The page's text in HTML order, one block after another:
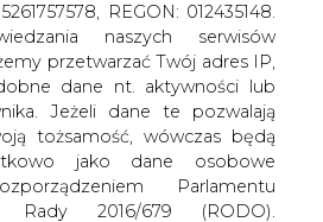
ZALOGUJ SIĘ
REGON: 012435148.
naszych serwisów
przetwarzać Twój adres IP,
dane nt. aktywności lub
Jeżeli dane te pozwalają
tożsamość, wówczas będą
jako dane osobowe
Parlamentu
Rady 2016/679 (RODO).